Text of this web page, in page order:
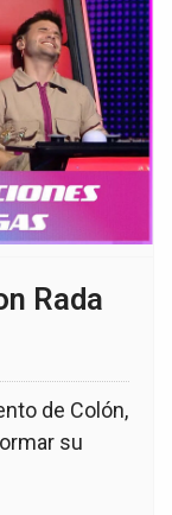
Rada
de Colón,
su